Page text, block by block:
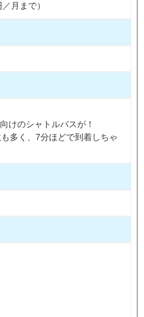
月まで）
けのシャトルバスが！
多く、7分ほどで到着しちゃ